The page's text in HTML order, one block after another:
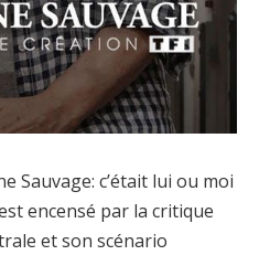
Sauvage: c’était lui ou moi
encensé par la critique
et son scénario